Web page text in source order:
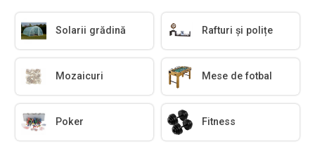
Solarii grădină Rafturi și polițe
Mozaicuri Mese de fotbal
Poker Fitness